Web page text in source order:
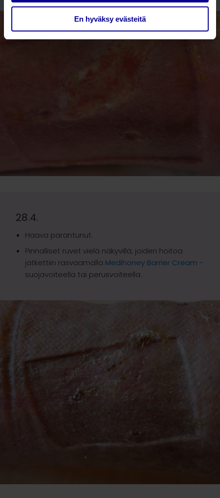
En hyväksy evästeitä
28.4.
Haava parantunut.
Pinnalliset ruvet vielä näkyvillä, joiden hoitoa
jatkettiin rasvaamalla Medihoney Barrier Cream -
suojavoiteella tai perusvoiteella.